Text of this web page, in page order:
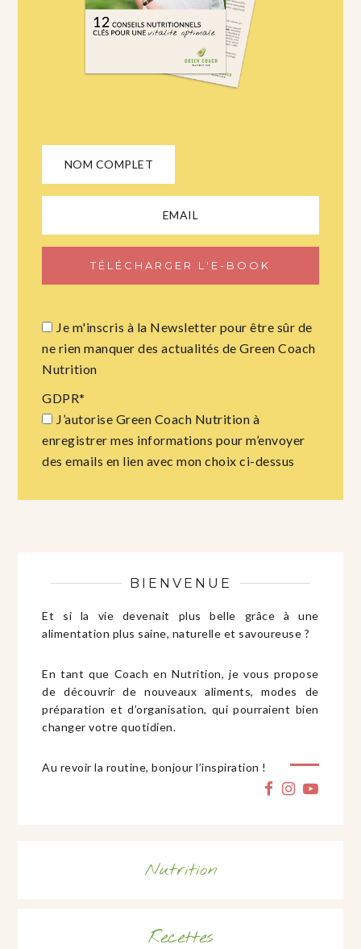
Je m'inscris à la Newsletter pour être sûr de
ne rien manquer des actualités de Green Coach
Nutrition
GDPR*
J’autorise Green Coach Nutrition à
enregistrer mes informations pour m’envoyer
des emails en lien avec mon choix ci-dessus
BIENVENUE
Et si la vie devenait plus belle grâce à une
alimentation plus saine, naturelle et savoureuse ?
En tant que Coach en Nutrition, je vous propose
de découvrir de nouveaux aliments, modes de
préparation et d’organisation, qui pourraient bien
changer votre quotidien.
Au revoir la routine, bonjour l’inspiration !
Nutrition
Recettes